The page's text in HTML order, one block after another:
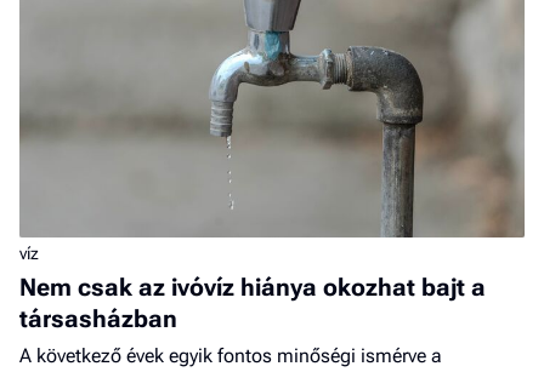
víz
Nem csak az ivóvíz hiánya okozhat bajt a
társasházban
A következő évek egyik fontos minőségi ismérve a